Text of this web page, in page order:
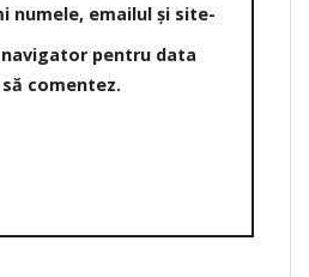
numele, emailul și site-
pentru data
comentez.